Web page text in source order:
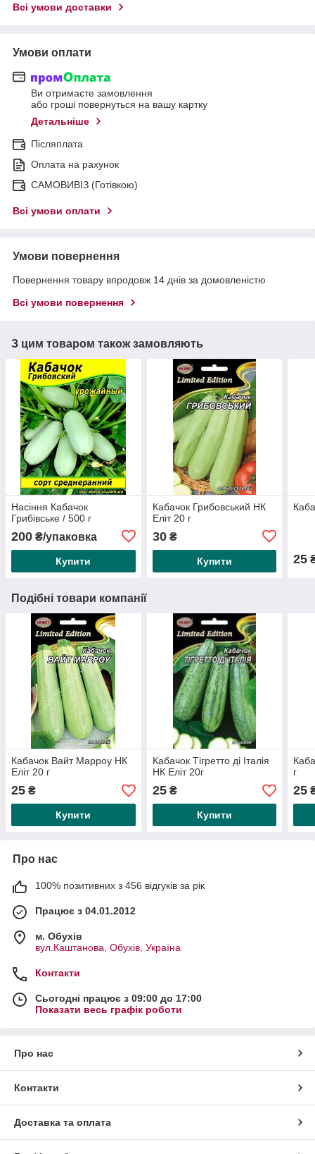
Всі умови доставки
Умови оплати
Ви отримаєте замовлення
або гроші повернуться на вашу картку
Детальніше
Післяплата
Оплата на рахунок
САМОВИВІЗ (Готівкою)
Всі умови оплати
Умови повернення
Повернення товару впродовж 14 днів за домовленістю
Всі умови повернення
З цим товаром також замовляють
Насіння Кабачок
Грибівське / 500 г
200 ₴/упаковка
Купити
Кабачок Грибовський НК
Еліт 20 г
30₴
Купити 25
Подібні товари компанії
Кабачок Вайт Марроу НК
Еліт 20 г
25 ₴
Купити
Кабачок Тігретто ді Італія
НК Еліт 20г
25₴
Купити
г
25
Про нас
100% позитивних з 456 відгуків за рік
Працює з 04.01.2012
м. Обухів
вул.Каштанова, Обухів, Україна
Контакти
Сьогодні працює з 09:00 до 17:00
Показати весь графік роботи
Про нас
Контакти
Доставка та оплата